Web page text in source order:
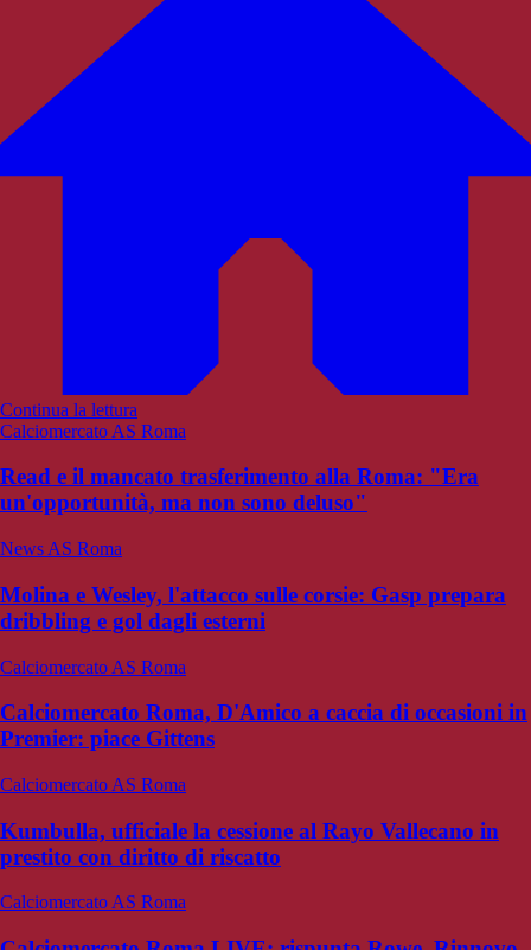
Continua la lettura
Calciomercato AS Roma
Read e il mancato trasferimento alla Roma: "Era
un'opportunità, ma non sono deluso"
News AS Roma
Molina e Wesley, l'attacco sulle corsie: Gasp prepara
dribbling e gol dagli esterni
Calciomercato AS Roma
Calciomercato Roma, D'Amico a caccia di occasioni in
Premier: piace Gittens
Calciomercato AS Roma
Kumbulla, ufficiale la cessione al Rayo Vallecano in
prestito con diritto di riscatto
Calciomercato AS Roma